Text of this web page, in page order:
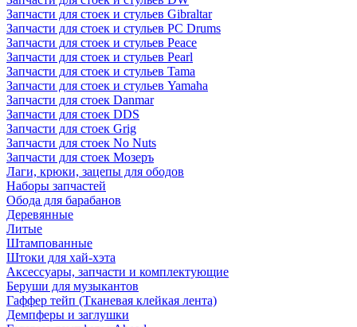
Запчасти для стоек и стульев Gibraltar
Запчасти для стоек и стульев PC Drums
Запчасти для стоек и стульев Peace
Запчасти для стоек и стульев Pearl
Запчасти для стоек и стульев Tama
Запчасти для стоек и стульев Yamaha
Запчасти для стоек Danmar
Запчасти для стоек DDS
Запчасти для стоек Grig
Запчасти для стоек No Nuts
Запчасти для стоек Мозеръ
Лаги, крюки, зацепы для ободов
Наборы запчастей
Обода для барабанов
Деревянные
Литые
Штампованные
Штоки для хай-хэта
Аксессуары, запчасти и комплектующие
Беруши для музыкантов
Гаффер тейп (Тканевая клейкая лента)
Демпферы и заглушки